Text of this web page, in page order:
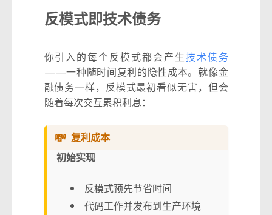
反模式即技术债务
你引入的每个反模式都会产生技术债务
——一种随时间复利的隐性成本。就像金
融债务一样，反模式最初看似无害，但会
随着每次交互累积利息：
💸 复利成本
初始实现
反模式预先节省时间
代码工作并发布到生产环境